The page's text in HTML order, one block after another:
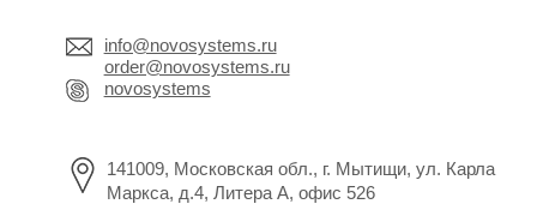
info@novosystems.ru
order@novosystems.ru
novosystems
141009, Московская обл., г. Мытищи, ул. Карла
Маркса, д.4, Литера А, офис 526